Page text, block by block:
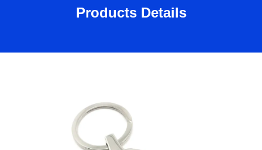
Products Details